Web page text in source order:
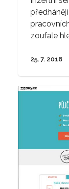
zoufale
25. 7. 2018